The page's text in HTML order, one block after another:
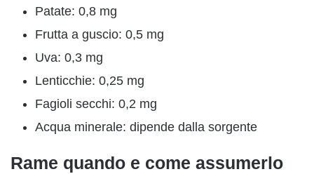
Patate: 0,8 mg
Frutta a guscio: 0,5 mg
Uva: 0,3 mg
Lenticchie: 0,25 mg
Fagioli secchi: 0,2 mg
Acqua minerale: dipende dalla sorgente
Rame quando e come assumerlo